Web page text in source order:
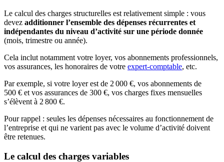
Le calcul des charges structurelles est relativement simple : vous
devez additionner l’ensemble des dépenses récurrentes et
indépendantes du niveau d’activité sur une période donnée
(mois, trimestre ou année).
Cela inclut notamment votre loyer, vos abonnements professionnels,
vos assurances, les honoraires de votre expert-comptable, etc.
Par exemple, si votre loyer est de 2 000 €, vos abonnements de
500 € et vos assurances de 300 €, vos charges fixes mensuelles
s’élèvent à 2 800 €.
Pour rappel : seules les dépenses nécessaires au fonctionnement de
l’entreprise et qui ne varient pas avec le volume d’activité doivent
être retenues.
Le calcul des charges variables